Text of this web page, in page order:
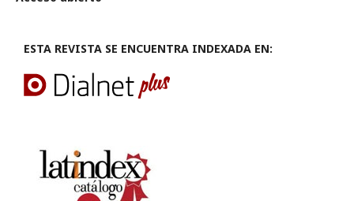
ESTA REVISTA SE ENCUENTRA INDEXADA EN: